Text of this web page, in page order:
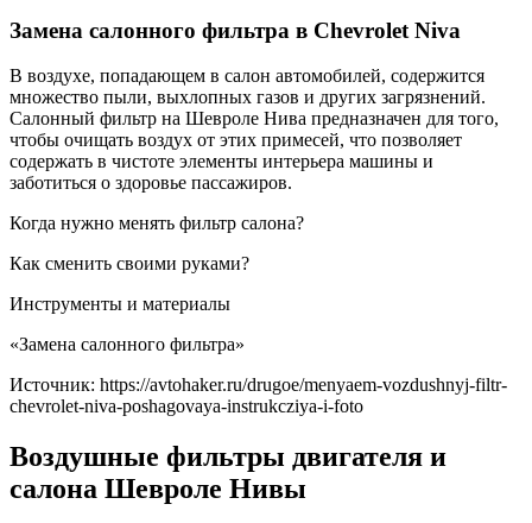
Замена салонного фильтра в Chevrolet Niva
В воздухе, попадающем в салон автомобилей, содержится
множество пыли, выхлопных газов и других загрязнений.
Салонный фильтр на Шевроле Нива предназначен для того,
чтобы очищать воздух от этих примесей, что позволяет
содержать в чистоте элементы интерьера машины и
заботиться о здоровье пассажиров.
Когда нужно менять фильтр салона?
Как сменить своими руками?
Инструменты и материалы
«Замена салонного фильтра»
Источник: https://avtohaker.ru/drugoe/menyaem-vozdushnyj-filtr-
chevrolet-niva-poshagovaya-instrukcziya-i-foto
Воздушные фильтры двигателя и
салона Шевроле Нивы